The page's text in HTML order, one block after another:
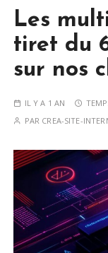
Les
tiret du
sur nos
IL Y A 1 AN
PAR CREA-SITE-